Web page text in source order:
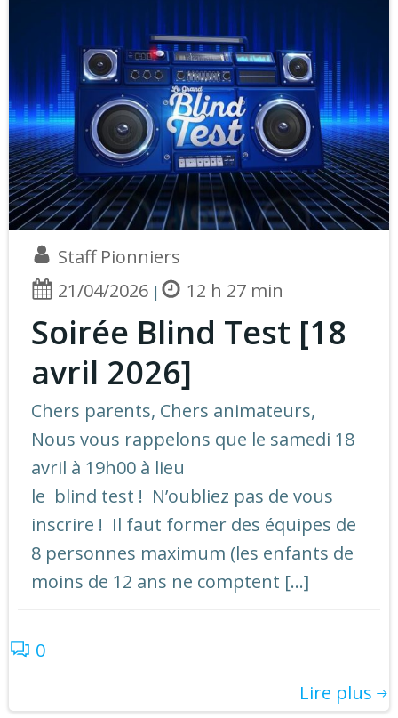
Staff Pionniers
21/04/2026 | 12 h 27 min
Soirée Blind Test [18
avril 2026]
Chers parents, Chers animateurs,
Nous vous rappelons que le samedi 18
avril à 19h00 à lieu
le blind test ! N’oubliez pas de vous
inscrire ! Il faut former des équipes de
8 personnes maximum (les enfants de
moins de 12 ans ne comptent […]
0
Lire plus